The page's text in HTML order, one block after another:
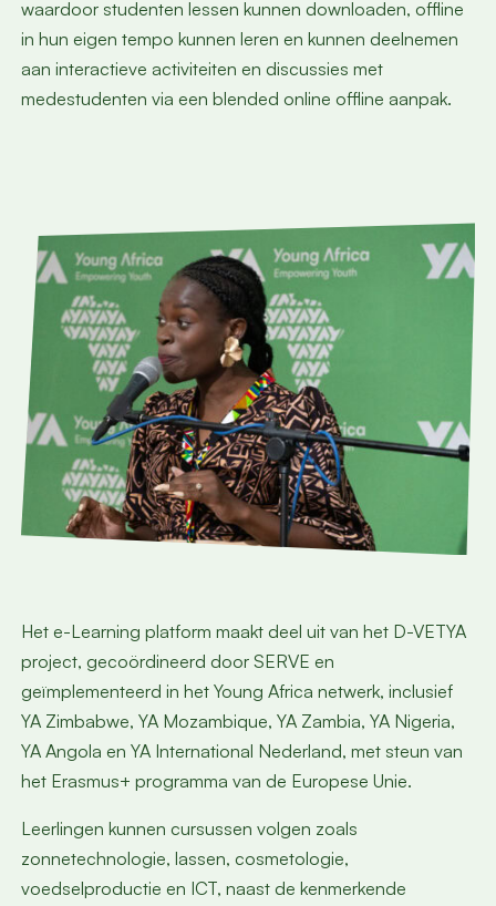
waardoor studenten lessen kunnen downloaden, offline
in hun eigen tempo kunnen leren en kunnen deelnemen
aan interactieve activiteiten en discussies met
medestudenten via een blended online offline aanpak.
Het e-Learning platform maakt deel uit van het D-VETYA
project, gecoördineerd door SERVE en
geïmplementeerd in het Young Africa netwerk, inclusief
YA Zimbabwe, YA Mozambique, YA Zambia, YA Nigeria,
YA Angola en YA International Nederland, met steun van
het Erasmus+ programma van de Europese Unie.
Leerlingen kunnen cursussen volgen zoals
zonnetechnologie, lassen, cosmetologie,
voedselproductie en ICT, naast de kenmerkende